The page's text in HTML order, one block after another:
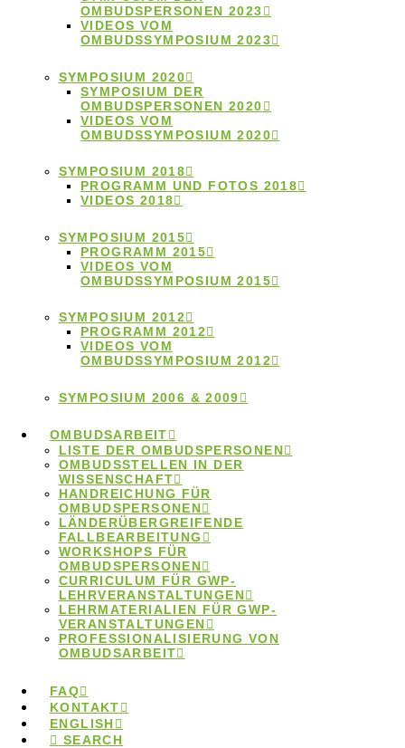
OMBUDSPERSONEN 2023
VIDEOS VOM
OMBUDSSYMPOSIUM 2023
SYMPOSIUM 2020
SYMPOSIUM DER
OMBUDSPERSONEN 2020
VIDEOS VOM
OMBUDSSYMPOSIUM 2020
SYMPOSIUM 2018
PROGRAMM UND FOTOS 2018
VIDEOS 2018
SYMPOSIUM 2015
PROGRAMM 2015
VIDEOS VOM
OMBUDSSYMPOSIUM 2015
SYMPOSIUM 2012
PROGRAMM 2012
VIDEOS VOM
OMBUDSSYMPOSIUM 2012
SYMPOSIUM 2006 & 2009
OMBUDSARBEIT
LISTE DER OMBUDSPERSONEN
OMBUDSSTELLEN IN DER
WISSENSCHAFT
HANDREICHUNG FÜR
OMBUDSPERSONEN
LÄNDERÜBERGREIFENDE
FALLBEARBEITUNG
WORKSHOPS FÜR
OMBUDSPERSONEN
CURRICULUM FÜR GWP-
LEHRVERANSTALTUNGEN
LEHRMATERIALIEN FÜR GWP-
VERANSTALTUNGEN
PROFESSIONALISIERUNG VON
OMBUDSARBEIT
FAQ
KONTAKT
ENGLISH
SEARCH
zur transnationalen
Fallbearbeitung“ online
Bearbeitung länderübergreifender Fälle im Bereich
wissenschaftlicher Integrität.
18.September 2024
Handreichung für
Ombudspersonen auf
Englisch erschienen
Das Handreichung für Ombudspersonen des
Netzwerks der Ombudsstellen in der Wissenschaft ist
nun auch in englischer Sprache erschienen. Das
Dokument kann von wissenschaftlichen
Einrichtungen als Einführung in die Ombudsarbeit
genutzt und angepasst werden.
1.Dezember 2023
OBUA-Toolbox für
Ombudspersonen